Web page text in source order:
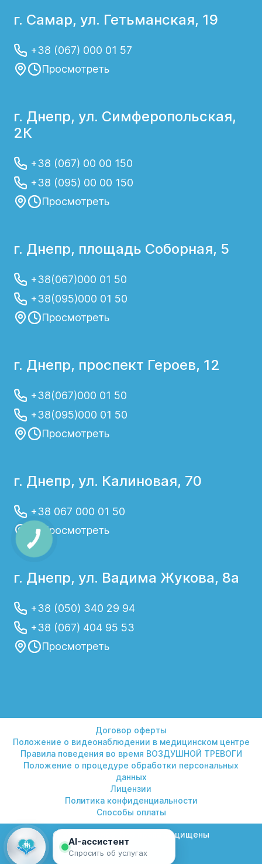
г. Самар, ул. Гетьманская, 19
+38 (067) 000 01 57
Просмотреть
г. Днепр, ул. Симферопольская,
2К
+38 (067) 00 00 150
+38 (095) 00 00 150
Просмотреть
г. Днепр, площадь Соборная, 5
+38(067)000 01 50
+38(095)000 01 50
Просмотреть
г. Днепр, проспект Героев, 12
+38(067)000 01 50
+38(095)000 01 50
Просмотреть
г. Днепр, ул. Калиновая, 70
+38 067 000 01 50
Просмотреть
г. Днепр, ул. Вадима Жукова, 8а
+38 (050) 340 29 94
+38 (067) 404 95 53
Просмотреть
Договор оферты
Положение о видеонаблюдении в медицинском центре
Правила поведения во время ВОЗДУШНОЙ ТРЕВОГИ
Положение о процедуре обработки персональных
данных
Лицензии
Политика конфиденциальности
Способы оплаты
© 2026 Гелиос. Все права защищены
AI-ассистент
Спросить об услугах